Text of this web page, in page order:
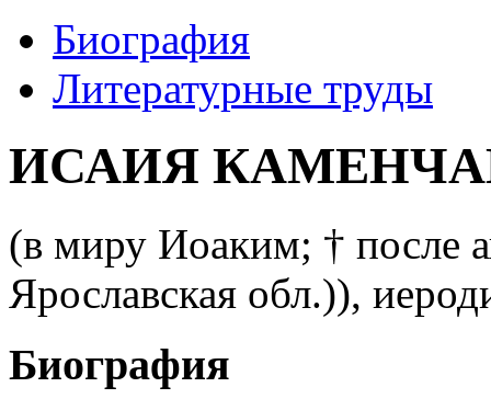
Биография
Литературные труды
ИСАИЯ
(в миру Иоаким; † после
Ярославская обл.)),
Биография